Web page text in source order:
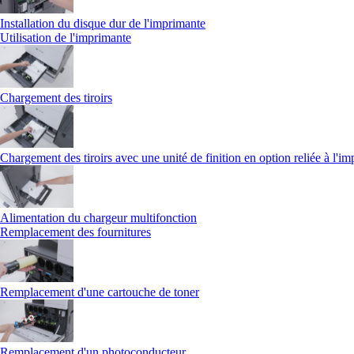
Installation du disque dur de l'imprimante
Utilisation de l'imprimante
Chargement des tiroirs
Chargement des tiroirs avec une unité de finition en option reliée à
Alimentation du chargeur multifonction
Remplacement des fournitures
Remplacement d'une cartouche de toner